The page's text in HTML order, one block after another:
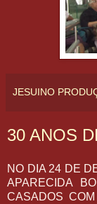
JESUINO
30 ANOS
NO DIA 24 DE
APARECIDA
CASADOS